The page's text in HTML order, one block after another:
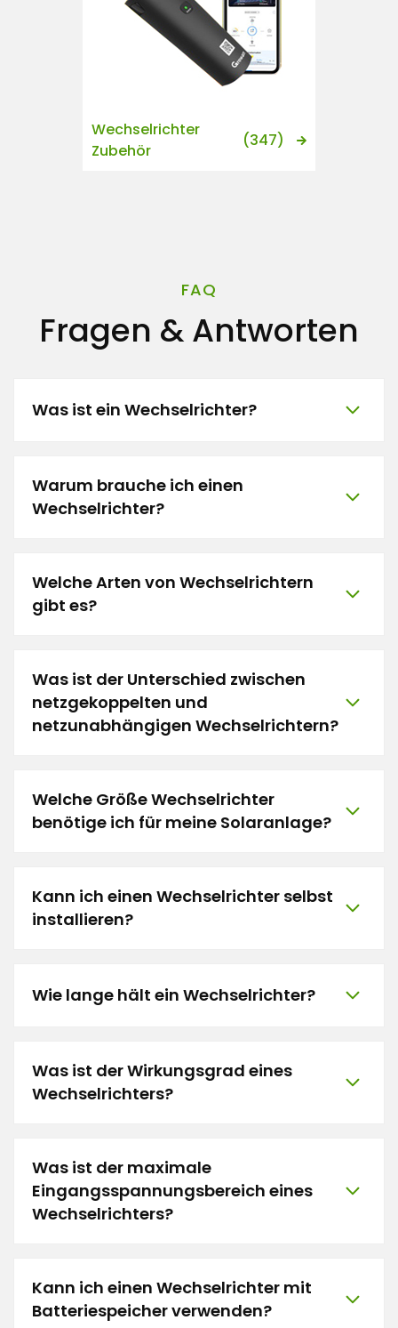
Wechselrichter
Zubehör
(347)
FAQ
Fragen & Antworten
Was ist ein Wechselrichter?
Warum brauche ich einen
Wechselrichter?
Welche Arten von Wechselrichtern
gibt es?
Was ist der Unterschied zwischen
netzgekoppelten und
netzunabhängigen Wechselrichtern?
Welche Größe Wechselrichter
benötige ich für meine Solaranlage?
Kann ich einen Wechselrichter selbst
installieren?
Wie lange hält ein Wechselrichter?
Was ist der Wirkungsgrad eines
Wechselrichters?
Was ist der maximale
Eingangsspannungsbereich eines
Wechselrichters?
Kann ich einen Wechselrichter mit
Batteriespeicher verwenden?